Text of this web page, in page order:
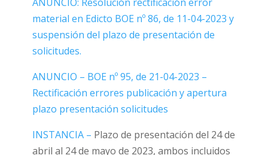
material en Edicto BOE nº 86, de 11-04-2023 y
suspensión del plazo de presentación de
solicitudes.
ANUNCIO – BOE nº 95, de 21-04-2023 –
Rectificación errores publicación y apertura
plazo presentación solicitudes
INSTANCIA – Plazo de presentación del 24 de
abril al 24 de mayo de 2023, ambos incluidos